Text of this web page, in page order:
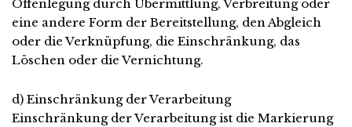
Offenlegung durch Übermittlung, Verbreitung oder
eine andere Form der Bereitstellung, den Abgleich
oder die Verknüpfung, die Einschränkung, das
Löschen oder die Vernichtung.
d) Einschränkung der Verarbeitung
Einschränkung der Verarbeitung ist die Markierung